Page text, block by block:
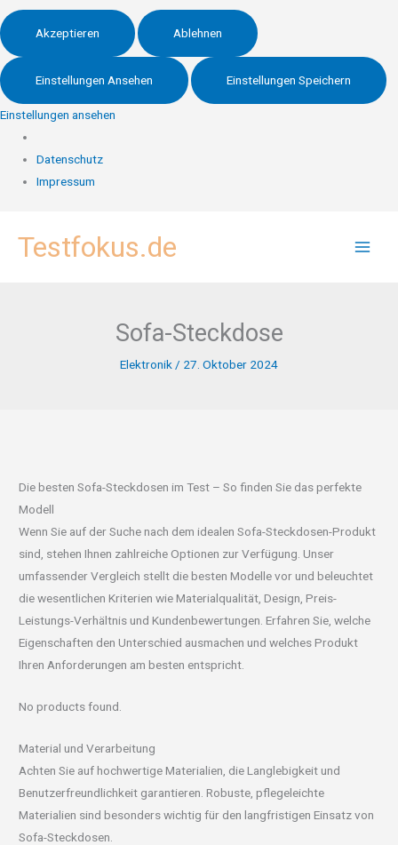
Akzeptieren Ablehnen
Einstellungen Ansehen Einstellungen Speichern
Einstellungen ansehen
Datenschutz
Impressum
InhaltTestfokus.de
Sofa-Steckdose
Elektronik / 27. Oktober 2024
Die besten Sofa-Steckdosen im Test – So finden Sie das perfekte
Modell
Wenn Sie auf der Suche nach dem idealen Sofa-Steckdosen-Produkt
sind, stehen Ihnen zahlreiche Optionen zur Verfügung. Unser
umfassender Vergleich stellt die besten Modelle vor und beleuchtet
die wesentlichen Kriterien wie Materialqualität, Design, Preis-
Leistungs-Verhältnis und Kundenbewertungen. Erfahren Sie, welche
Eigenschaften den Unterschied ausmachen und welches Produkt
Ihren Anforderungen am besten entspricht.
No products found.
Material und Verarbeitung
Achten Sie auf hochwertige Materialien, die Langlebigkeit und
Benutzerfreundlichkeit garantieren. Robuste, pflegeleichte
Materialien sind besonders wichtig für den langfristigen Einsatz von
Sofa-Steckdosen.